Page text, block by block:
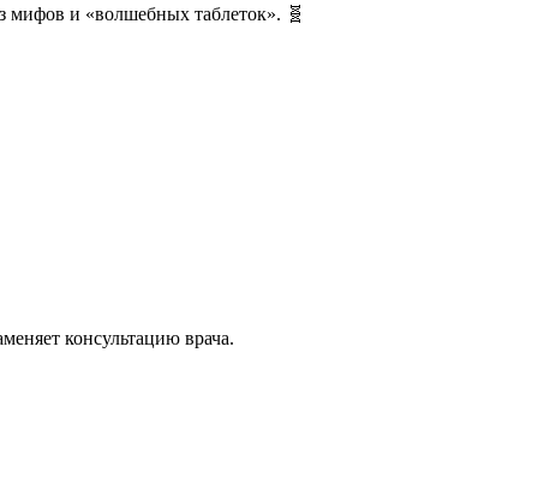
мифов и «волшебных таблеток». 🧬
консультацию врача.